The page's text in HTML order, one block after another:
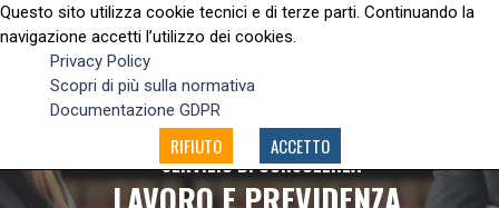
SERVIZIO DI CONSULENZA
Questo sito utilizza cookie tecnici e di terze parti. Continuando la
navigazione accetti l’utilizzo dei cookies.
Privacy Policy
Scopri di più sulla normativa
Documentazione GDPR
RIFIUTO ACCETTO